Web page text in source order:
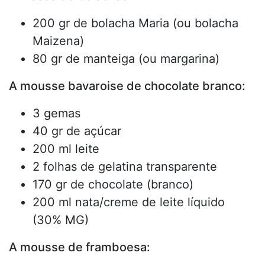
200 gr de bolacha Maria (ou bolacha
Maizena)
80 gr de manteiga (ou margarina)
A mousse bavaroise de chocolate branco:
3 gemas
40 gr de açúcar
200 ml leite
2 folhas de gelatina transparente
170 gr de chocolate (branco)
200 ml nata/creme de leite líquido
(30% MG)
A mousse de framboesa: